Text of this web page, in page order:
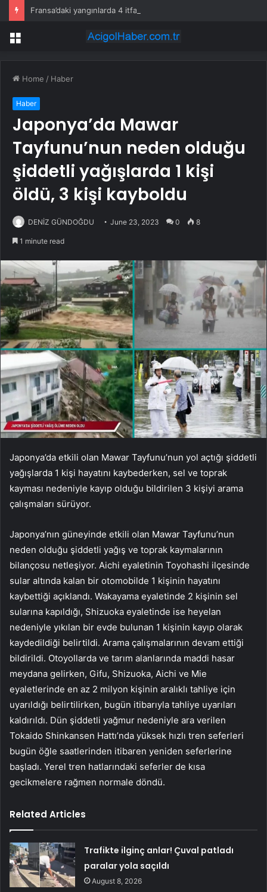
Fransa’daki yangınlarda 4 itfaiye eri hayatını kaybetti
Menu
Home / Haber
Haber
Japonya’da Mawar
Tayfunu’nun neden olduğu
şiddetli yağışlarda 1 kişi
öldü, 3 kişi kayboldu
DENİZ GÜNDOĞDU June 23, 2023 0 8
1 minute read
Japonya’da etkili olan Mawar Tayfunu’nun yol açtığı şiddetli
yağışlarda 1 kişi hayatını kaybederken, sel ve toprak
kayması nedeniyle kayıp olduğu bildirilen 3 kişiyi arama
çalışmaları sürüyor.
Japonya’nın güneyinde etkili olan Mawar Tayfunu’nun
neden olduğu şiddetli yağış ve toprak kaymalarının
bilançosu netleşiyor. Aichi eyaletinin Toyohashi ilçesinde
sular altında kalan bir otomobilde 1 kişinin hayatını
kaybettiği açıklandı. Wakayama eyaletinde 2 kişinin sel
sularına kapıldığı, Shizuoka eyaletinde ise heyelan
nedeniyle yıkılan bir evde bulunan 1 kişinin kayıp olarak
kaydedildiği belirtildi. Arama çalışmalarının devam ettiği
bildirildi. Otoyollarda ve tarım alanlarında maddi hasar
meydana gelirken, Gifu, Shizuoka, Aichi ve Mie
eyaletlerinde en az 2 milyon kişinin aralıklı tahliye için
uyarıldığı belirtilirken, bugün itibarıyla tahliye uyarıları
kaldırıldı. Dün şiddetli yağmur nedeniyle ara verilen
Tokaido Shinkansen Hattı’nda yüksek hızlı tren seferleri
bugün öğle saatlerinden itibaren yeniden seferlerine
başladı. Yerel tren hatlarındaki seferler de kısa
gecikmelere rağmen normale döndü.
Related Articles
Trafikte ilginç anlar! Çuval patladı
paralar yola saçıldı
August 8, 2026